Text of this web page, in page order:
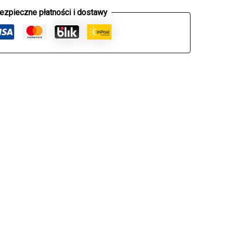
płatności i dostawy